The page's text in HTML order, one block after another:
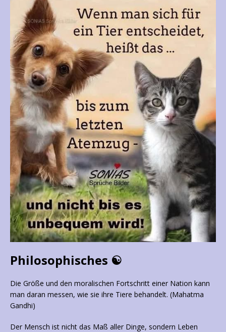
Philosophisches ☯
Die Größe und den moralischen Fortschritt einer Nation kann
man daran messen, wie sie ihre Tiere behandelt. (Mahatma
Gandhi)
Der Mensch ist nicht das Maß aller Dinge, sondern Leben